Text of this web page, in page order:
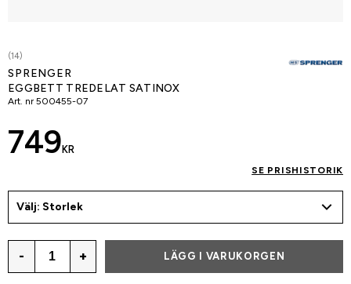
(14)
SPRENGER
EGGBETT TREDELAT SATINOX
Art. nr 500455-07
749 KR
SE PRISHISTORIK
Välj: Storlek
- + LÄGG I VARUKORGEN